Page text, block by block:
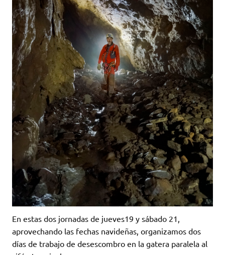
En estas dos jornadas de jueves19 y sábado 21,
aprovechando las fechas navideñas, organizamos dos
días de trabajo de desescombro en la gatera paralela al